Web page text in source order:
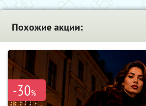
Похожие акции:
-30%